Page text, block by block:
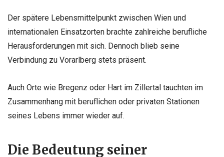
Der spätere Lebensmittelpunkt zwischen Wien und
internationalen Einsatzorten brachte zahlreiche berufliche
Herausforderungen mit sich. Dennoch blieb seine
Verbindung zu Vorarlberg stets präsent.
Auch Orte wie Bregenz oder Hart im Zillertal tauchten im
Zusammenhang mit beruflichen oder privaten Stationen
seines Lebens immer wieder auf.
Die Bedeutung seiner